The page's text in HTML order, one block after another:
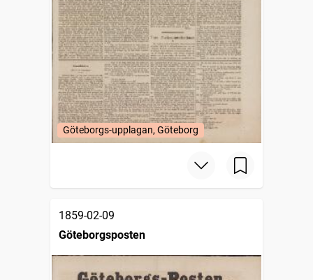
Göteborgs-upplagan, Göteborg
1859-02-09
Göteborgsposten